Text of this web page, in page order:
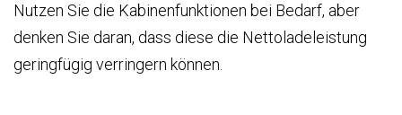
Nutzen Sie die Kabinenfunktionen bei Bedarf, aber
denken Sie daran, dass diese die Nettoladeleistung
geringfügig verringern können.